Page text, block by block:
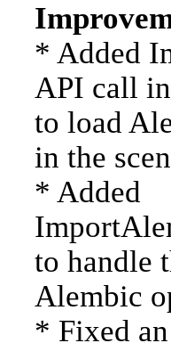
* Added
API call
to load
in the
* Added
to handle
Alembic
* Fixed